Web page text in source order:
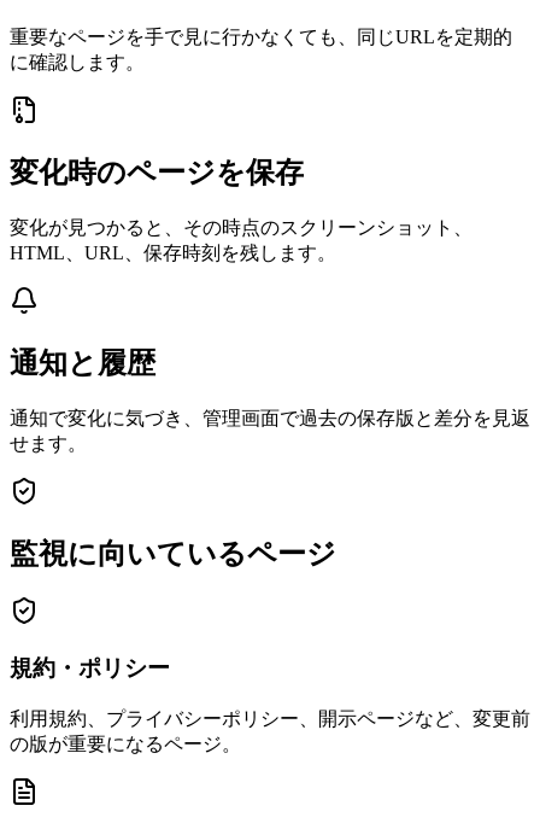
重要なページを手で見に行かなくても、同じURLを定期的
に確認します。
変化時のページを保存
変化が見つかると、その時点のスクリーンショット、
HTML、URL、保存時刻を残します。
通知と履歴
通知で変化に気づき、管理画面で過去の保存版と差分を見返
せます。
監視に向いているページ
規約・ポリシー
利用規約、プライバシーポリシー、開示ページなど、変更前
の版が重要になるページ。